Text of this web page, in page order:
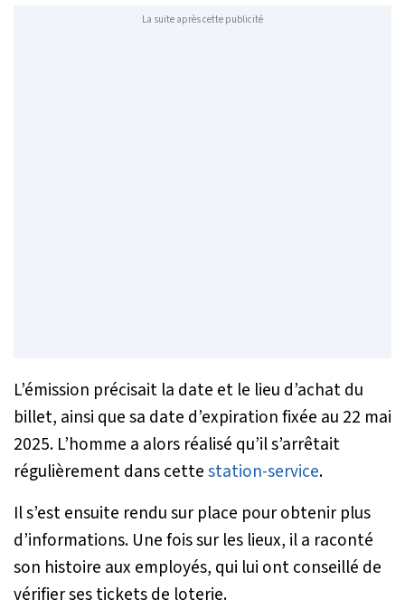
La suite après cette publicité
L’émission précisait la date et le lieu d’achat du
billet, ainsi que sa date d’expiration fixée au 22 mai
2025. L’homme a alors réalisé qu’il s’arrêtait
régulièrement dans cettestation-service.
Il s’est ensuite rendu sur place pour obtenir plus
d’informations. Une fois sur les lieux, il a raconté
son histoire aux employés, qui lui ont conseillé de
vérifier ses tickets de loterie.